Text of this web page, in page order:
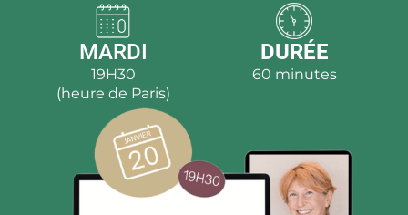
MARDI
19H30
(heure de Paris)
DURÉE
60 minutes